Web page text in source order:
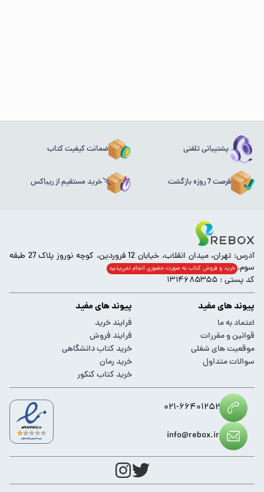
پشتیبانی تلفنی ضمانت کیفیت کتاب
فرصت 7 روزه بازگشت خرید مستقیم از ریباکس
آدرس: تهران، میدان انقلاب، خیابان 12 فروردین، کوچه نوروز پلاک 27 طبقه
سوم. خرید و فروش کتاب به صورت حضوری انجام‌ نمی‌پذیرد
کد پستی : ۱۳۱۴۶۸۵۳۵۵
پیوند های مفید
اعتماد به ما
قوانین و مقررات
موقعیت های شغلی
سوالات متداول
پیوند های مفید
فرایند خرید
فرایند فروش
خرید کتاب دانشگاهی
خرید رمان
خرید کتاب کنکور
۰۲۱-۶۶۴۰۱۲۵۲
info@rebox.ir